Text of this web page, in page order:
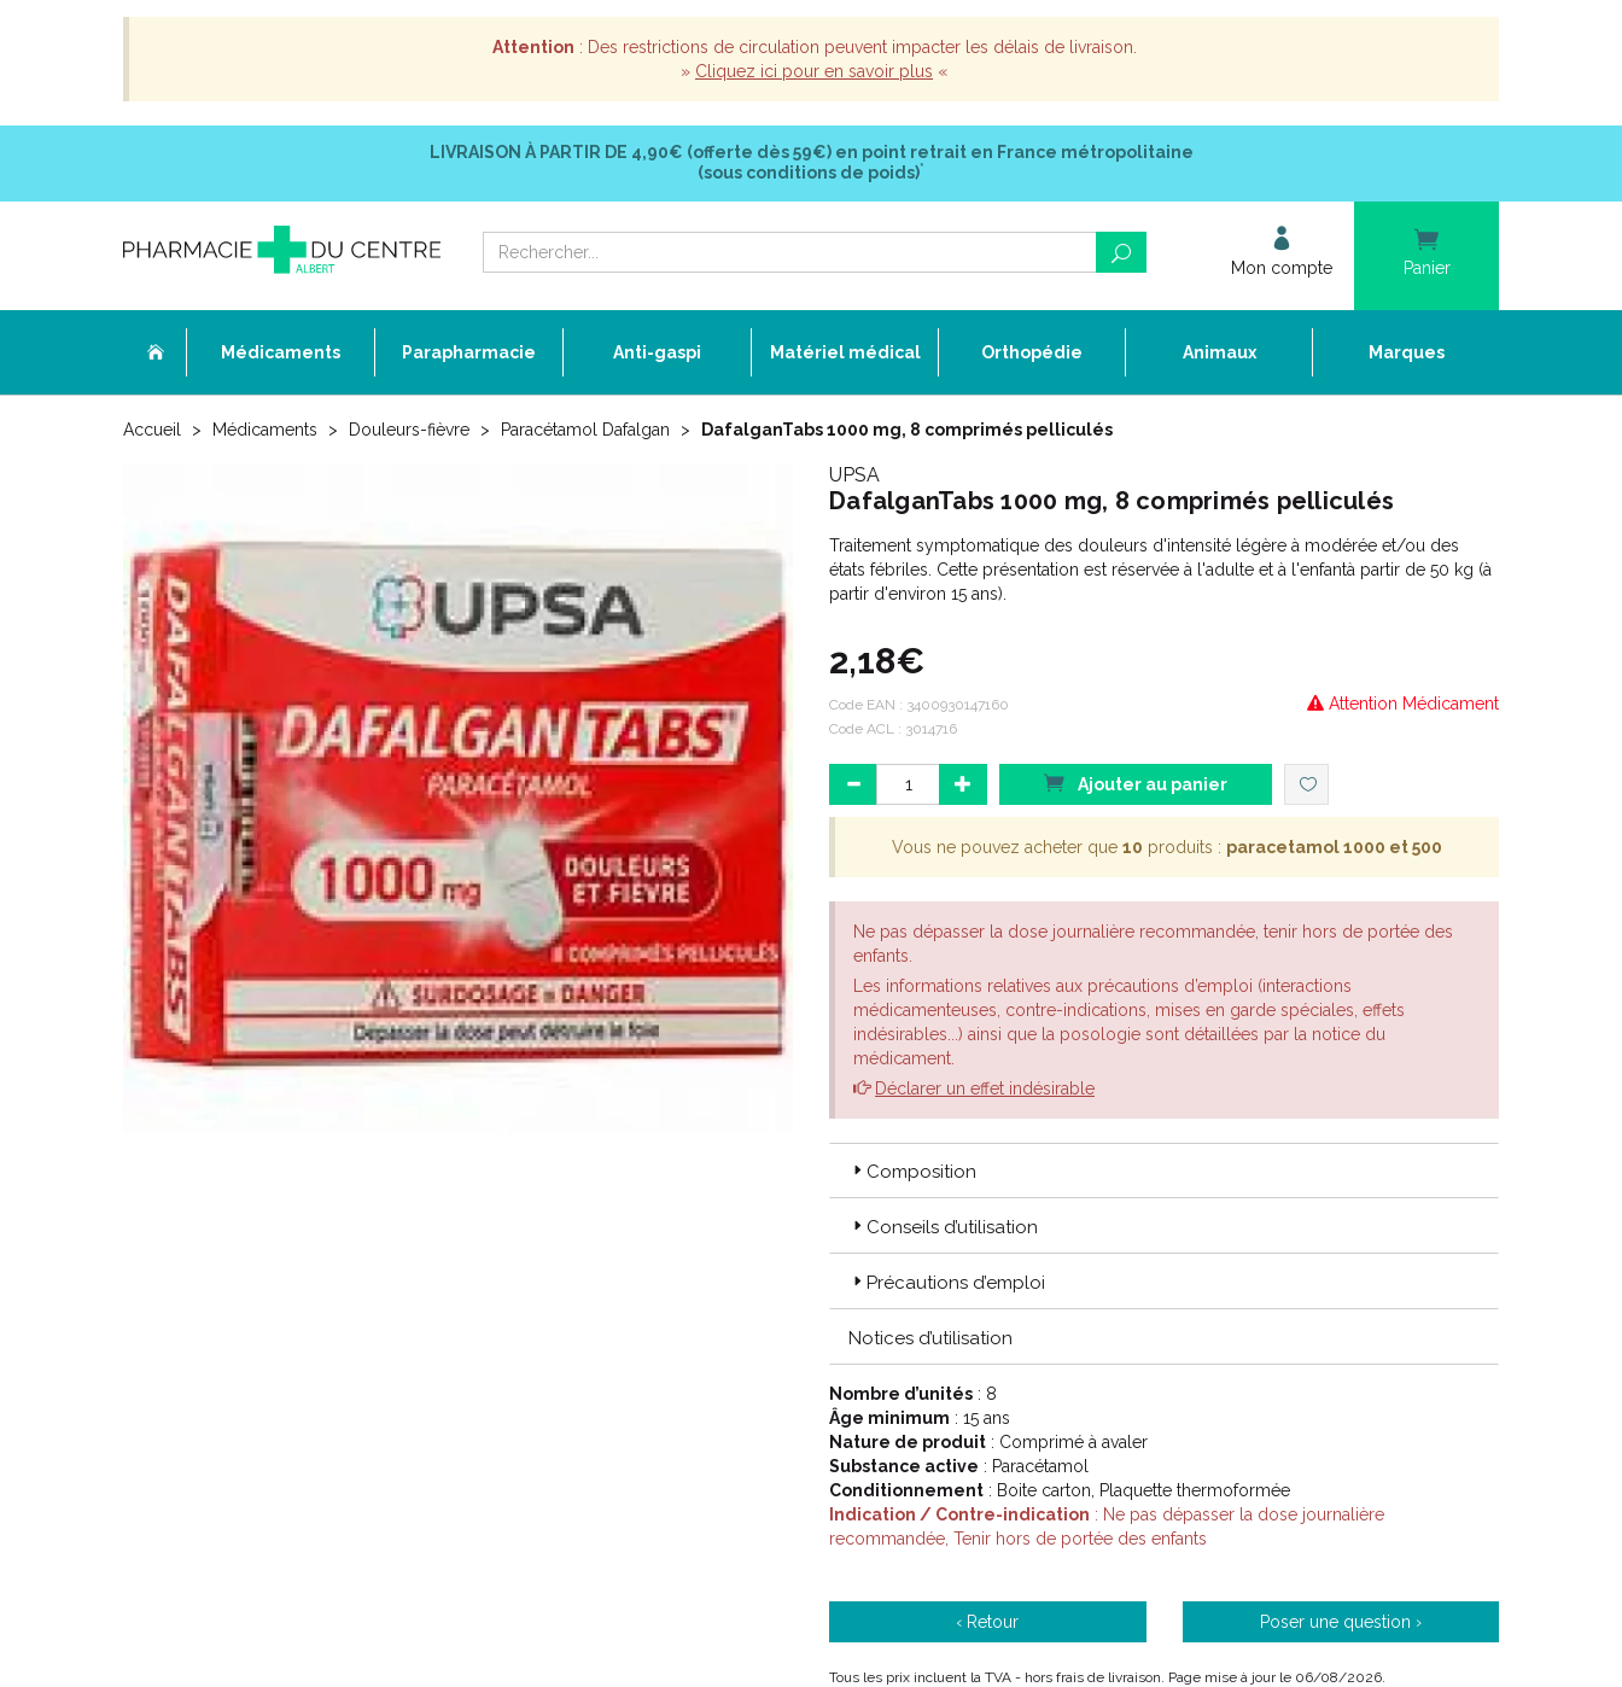
Attention : Des restrictions de circulation peuvent impacter les délais de livraison.
» Cliquez ici pour en savoir plus «
LIVRAISON À PARTIR DE 4,90€ (offerte dès 59€) en point retrait en France métropolitaine
(sous conditions de poids)*
Mon compte Panier
Médicaments Parapharmacie Anti-gaspi Matériel médical Orthopédie Animaux Marques
Accueil Médicaments Douleurs-fièvre Paracétamol Dafalgan DafalganTabs 1000 mg, 8 comprimés pelliculés
UPSA
DafalganTabs 1000 mg, 8 comprimés pelliculés
Traitement symptomatique des douleurs d'intensité légère à modérée et/ou des
états fébriles. Cette présentation est réservée à l'adulte et à l'enfantà partir de 50 kg (à
partir d'environ 15 ans).
2,18€
Attention Médicament
Code EAN : 3400930147160
Code ACL : 3014716
Ajouter au panier
Vous ne pouvez acheter que 10 produits : paracetamol 1000 et 500
Ne pas dépasser la dose journalière recommandée, tenir hors de portée des
enfants.
Les informations relatives aux précautions d’emploi (interactions
médicamenteuses, contre-indications, mises en garde spéciales, effets
indésirables...) ainsi que la posologie sont détaillées par la notice du
médicament.
Déclarer un effet indésirable
Composition
Conseils d’utilisation
Précautions d’emploi
Notices d’utilisation
Nombre d’unités : 8
Âge minimum : 15 ans
Nature de produit : Comprimé à avaler
Substance active : Paracétamol
Conditionnement : Boite carton, Plaquette thermoformée
Indication / Contre-indication : Ne pas dépasser la dose journalière
recommandée, Tenir hors de portée des enfants
‹ Retour Poser une question ›
Tous les prix incluent la TVA - hors frais de livraison. Page mise à jour le 06/08/2026.